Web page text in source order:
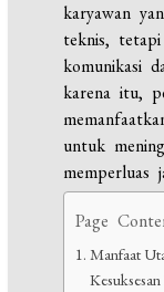
karyawan
teknis,
komunikasi
karena itu,
untuk
memperluas
Page
Manfaat